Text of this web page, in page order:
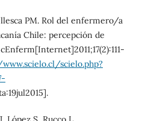
PM. Rol del enfermero/a
Chile: percepción de
scielo.php?